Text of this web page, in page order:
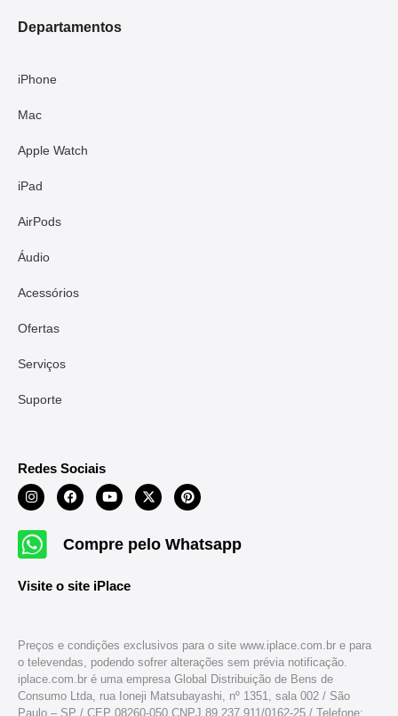
Departamentos
iPhone
Mac
Apple Watch
iPad
AirPods
Áudio
Acessórios
Ofertas
Serviços
Suporte
Redes Sociais
Compre pelo Whatsapp
Visite o site iPlace
Preços e condições exclusivos para o site www.iplace.com.br e para
o televendas, podendo sofrer alterações sem prévia notificação.
iplace.com.br é uma empresa Global Distribuição de Bens de
Consumo Ltda, rua Ioneji Matsubayashi, nº 1351, sala 002 / São
Paulo – SP / CEP 08260-050 CNPJ 89.237.911/0162-25 / Telefone: